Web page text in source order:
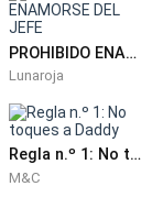
la reviso, ya
pides.
su
negocios con
PROHIBIDO ENAMORSE DEL JEFE
Lunaroja
Regla n.º 1: No toques a Daddy
M&C